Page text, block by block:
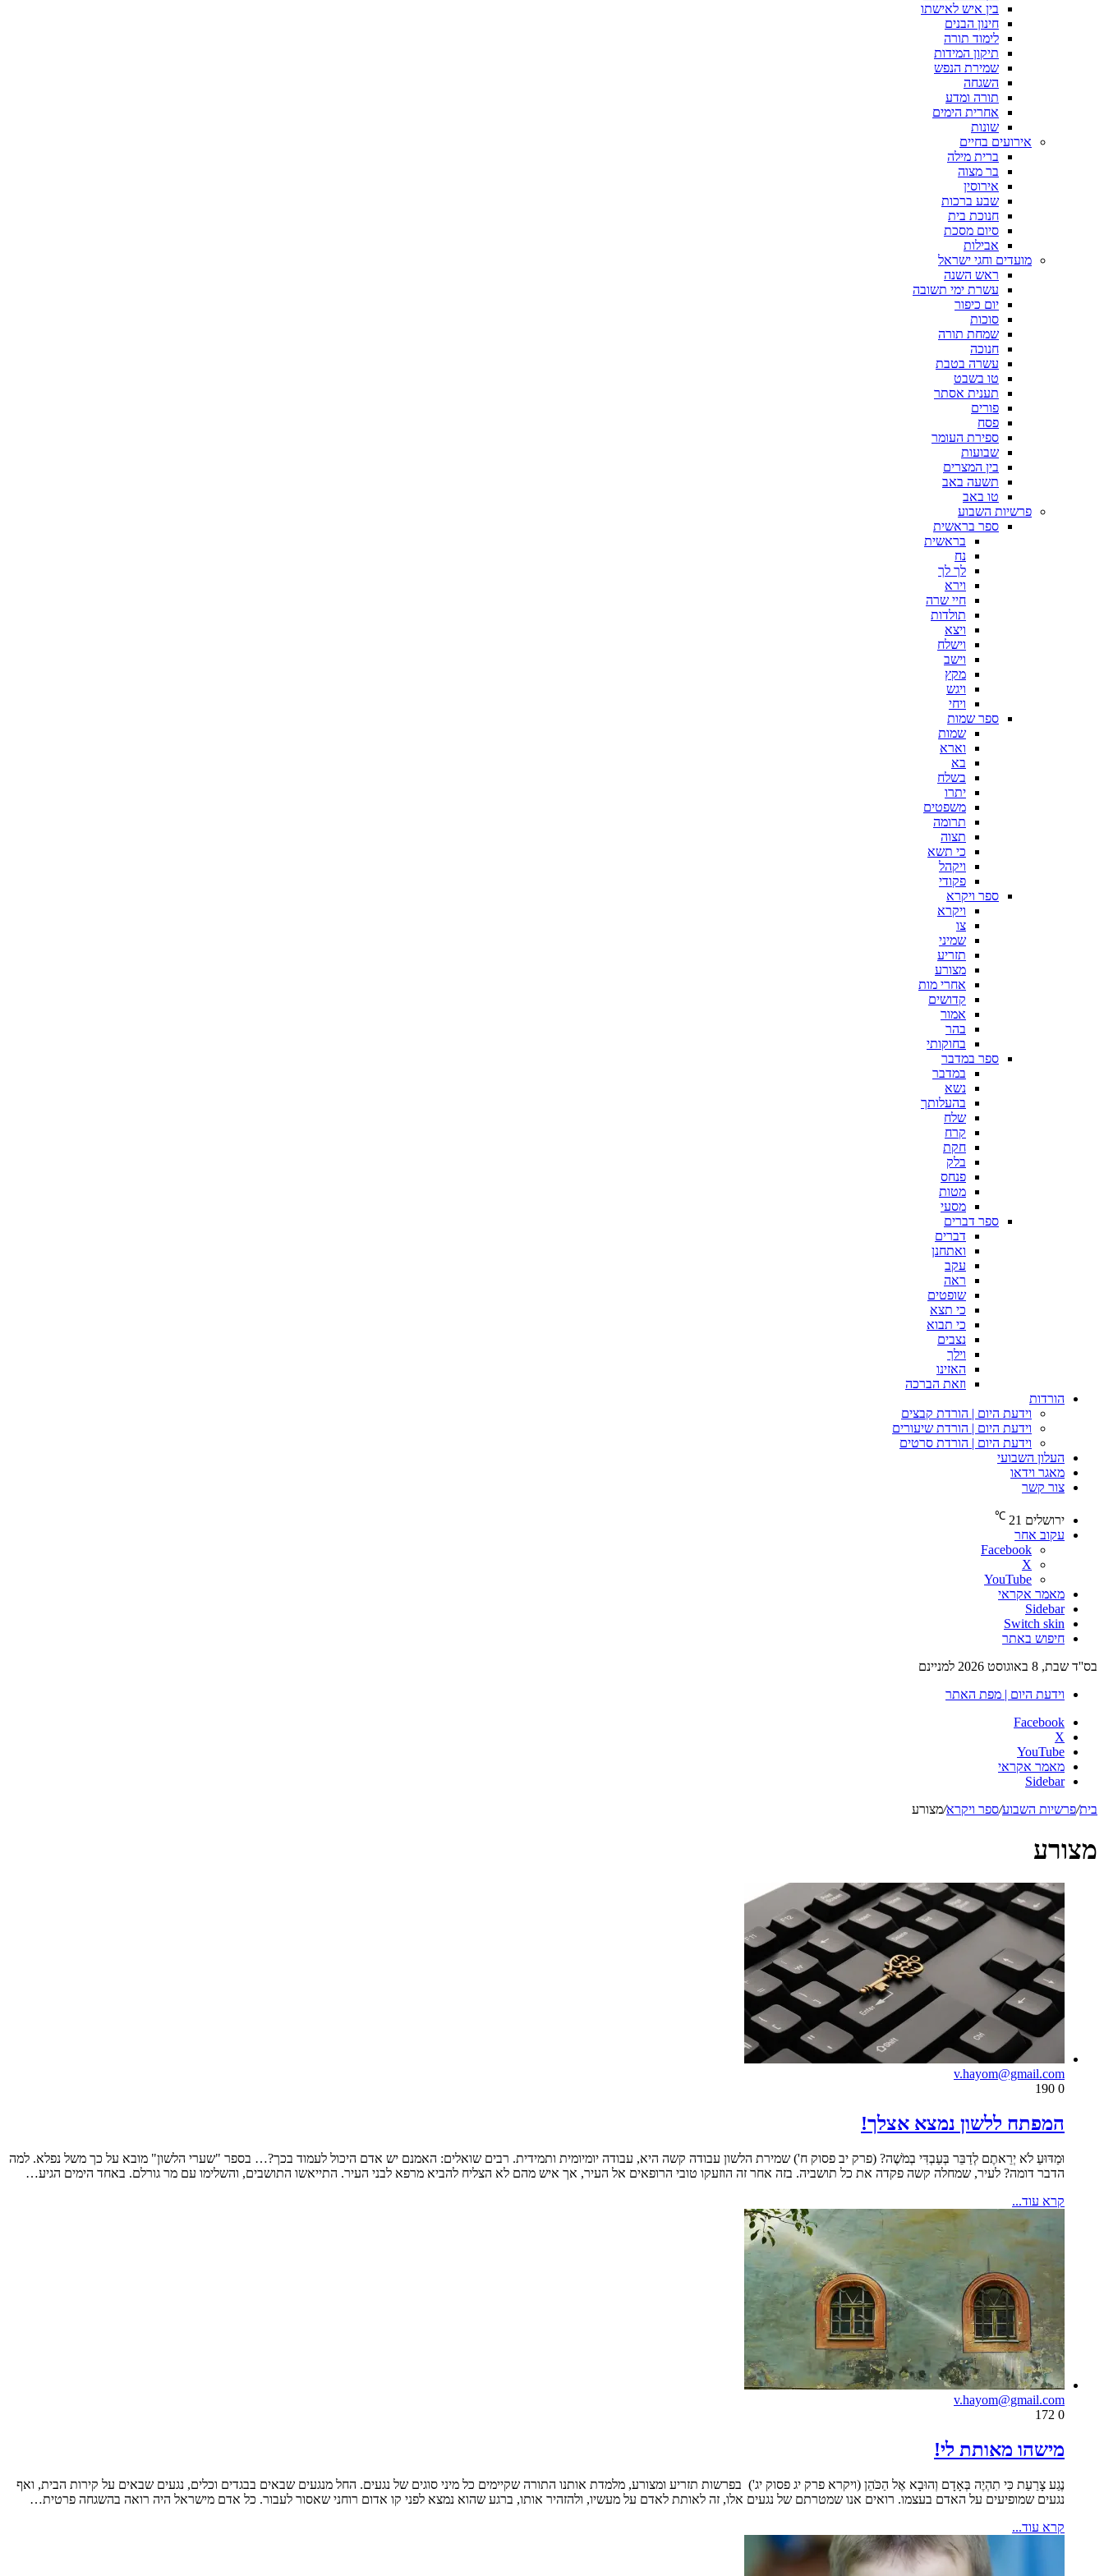
בין איש לאישתו
חינון הבנים
לימוד תורה
תיקון המידות
שמירת הנפש
השגחה
תורה ומדע
אחרית הימים
שונות
אירועים בחיים
ברית מילה
בר מצוה
אירוסין
שבע ברכות
חנוכת בית
סיום מסכת
אבילות
מועדים וחגי ישראל
ראש השנה
עשרת ימי תשובה
יום כיפור
סוכות
שמחת תורה
חנוכה
עשרה בטבת
טו בשבט
תענית אסתר
פורים
פסח
ספירת העומר
שבועות
בין המצרים
תשעה באב
טו באב
פרשיות השבוע
ספר בראשית
בראשית
נח
לך לך
וירא
חיי שרה
תולדות
ויצא
וישלח
וישב
מקץ
ויגש
ויחי
ספר שמות
שמות
וארא
בא
בשלח
יתרו
משפטים
תרומה
תצוה
כי תשא
ויקהל
פקודי
ספר ויקרא
ויקרא
צו
שמיני
תזריע
מצורע
אחרי מות
קדושים
אמור
בהר
בחוקותי
ספר במדבר
במדבר
נשא
בהעלותך
שלח
קרח
חקת
בלק
פנחס
מטות
מסעי
ספר דברים
דברים
ואתחנן
עקב
ראה
שופטים
כי תצא
כי תבוא
נצבים
וילך
האזינו
וזאת הברכה
הורדות
וידעת היום | הורדת קבצים
וידעת היום | הורדת שיעורים
וידעת היום | הורדת סרטים
העלון השבועי
מאגר וידאו
צור קשר
ירושלים 21
℃
עקוב אחר
Facebook
X
YouTube
מאמר אקראי
Sidebar
Switch skin
חיפוש באתר
בס''ד שבת, 8 באוגוסט 2026 למניינם
וידעת היום | מפת האתר
Facebook
X
YouTube
מאמר אקראי
Sidebar
בית/פרשיות השבוע/ספר ויקרא/מצורע
מצורע
v.hayom@gmail.com
0
המפתח ללשון נמצא אצלך!
וּמַדּוּעַ לֹא יְרֵאתֶם לְדַבֵּר בְּעַבְדִּי בְמֹשֶׁה? (פרק יב פסוק ח') שמירת הלשון עבודה קשה היא, עבודה יומיומית ותמידית. רבים שואלים: האמנם יש אדם היכול לעמוד בכך?… בספר "שערי הלשון" מובא על כך משל נפלא. למה
הדבר דומה? לעיר, שמחלה קשה פקדה את כל תושביה. בזה אחר זה הוזעקו טובי הרופאים אל העיר, אך איש מהם לא הצליח להביא מרפא לבני העיר. התייאשו התושבים, והשלימו עם מר גורלם. באחד הימים הגיע…
קרא עוד...
v.hayom@gmail.com
0
מישהו מאותת לי!
נֶגַע צָרַעַת כִּי תִהְיֶה בְּאָדָם וְהוּבָא אֶל הַכֹּהֵן (ויקרא פרק יג פסוק יג') בפרשות תזריע ומצורע, מלמדת אותנו התורה שקיימים כל מיני סוגים של נגעים. החל מנגעים שבאים בבגדים וכלים, נגעים שבאים על קירות הבית, ואף
נגעים שמופיעים על האדם בעצמו. רואים אנו שמטרתם של נגעים אלו, זה לאותת לאדם על מעשיו, ולהזהיר אותו, ברגע שהוא נמצא לפני קו אדום רוחני שאסור לעבור. כל אדם מישראל היה רואה בהשגחה פרטית…
קרא עוד...